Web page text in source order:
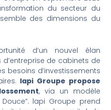
du secteur du
des dimensions du
d’un nouvel élan
de cabinets de
besoins d’investissements
lapi Groupe propose
, via un modèle
lapi Groupe prend